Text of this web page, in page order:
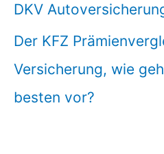
DKV
Der KFZ
Versicherung, wie
besten vor?